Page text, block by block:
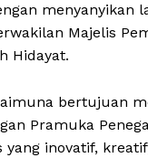
menyanyikan
Majelis
Hidayat.
bertujuan
Pramuka
inovatif,